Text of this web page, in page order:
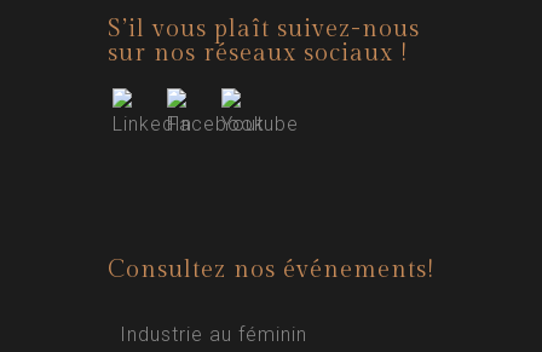
S’il vous plaît suivez-nous
sur nos réseaux sociaux !
Consultez nos événements!
Industrie au féminin